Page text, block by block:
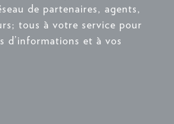
de partenaires, agents,
tous à votre service pour
d’informations et à vos